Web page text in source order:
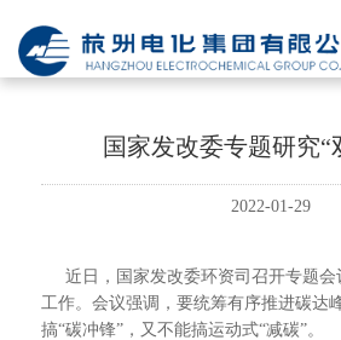
国家发改委专题研究“
2022-01-29
近日，国家发改委环资司召开专题会
工作。会议强调，要统筹有序推进碳达
搞“碳冲锋”，又不能搞运动式“减碳”。